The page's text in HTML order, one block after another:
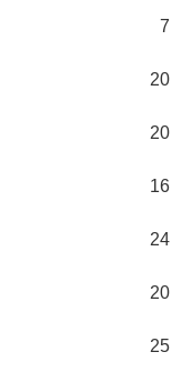
7
20
20
16
24
20
25